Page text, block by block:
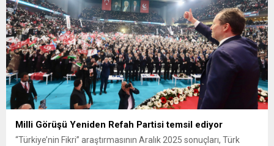
Milli Görüşü Yeniden Refah Partisi temsil ediyor
“Türkiye’nin Fikri” araştırmasının Aralık 2025 sonuçları, Türk